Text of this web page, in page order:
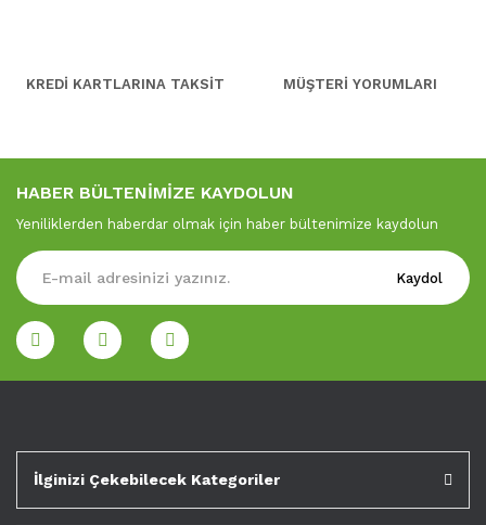
KREDİ KARTLARINA TAKSİT MÜŞTERİ YORUMLARI
HABER BÜLTENİMİZE KAYDOLUN
Yeniliklerden haberdar olmak için haber bültenimize kaydolun
Kaydol
İlginizi Çekebilecek Kategoriler